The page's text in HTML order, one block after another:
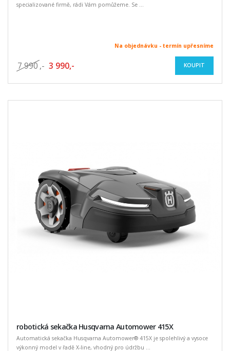
specializované firmě, rádi Vám pomůžeme. Se ...
Na objednávku - termín upřesníme
7 990 ,- 3 990,- KOUPIT
robotická sekačka Husqvarna Automower 415X
Automatická sekačka Husqvarna Automower® 415X je spolehlivý a vysoce
výkonný model v řadě X-line, vhodný pro údržbu ...